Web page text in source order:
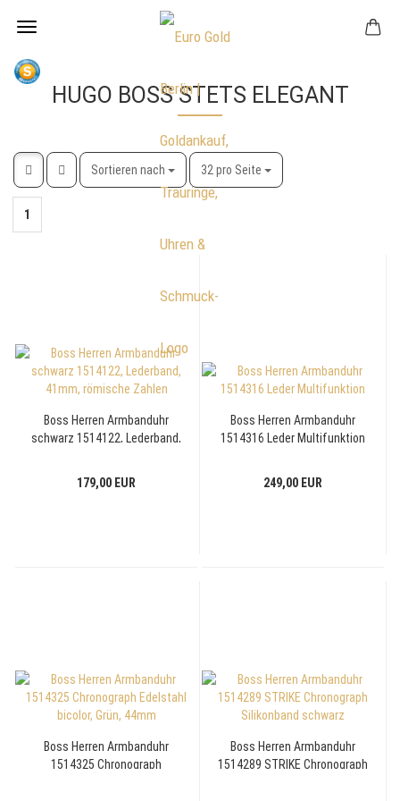
HUGO BOSS STETS ELEGANT
Sortieren nach
Sortieren nach 32 pro Seite
pro Seite
1
Boss Herren Armbanduhr
schwarz 1514122, Lederband,
179,00 EUR
Boss Herren Armbanduhr
1514316 Leder Multifunktion
249,00 EUR
Boss Herren Armbanduhr
1514325 Chronograph
Boss Herren Armbanduhr
1514289 STRIKE Chronograph